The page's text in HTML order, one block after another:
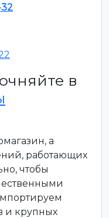
в
а
работающих
чтобы
и крупных